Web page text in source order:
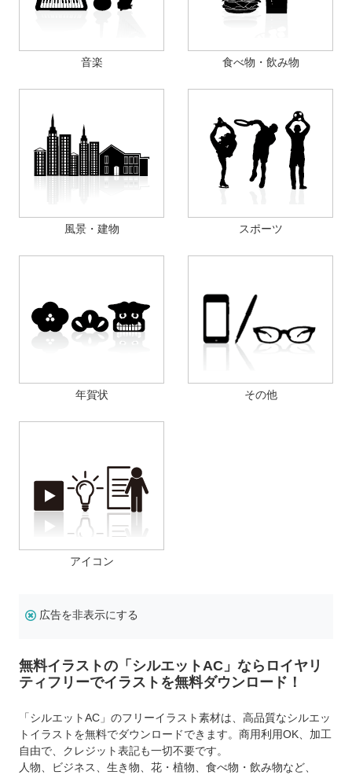
音楽 食べ物・飲み物
風景・建物 スポーツ
年賀状 その他
アイコン
広告を非表示にする
無料イラストの「シルエットAC」ならロイヤリ
ティフリーでイラストを無料ダウンロード！
「シルエットAC」のフリーイラスト素材は、高品質なシルエッ
トイラストを無料でダウンロードできます。商用利用OK、加工
自由で、クレジット表記も一切不要です。
人物、ビジネス、生き物、花・植物、食べ物・飲み物など、